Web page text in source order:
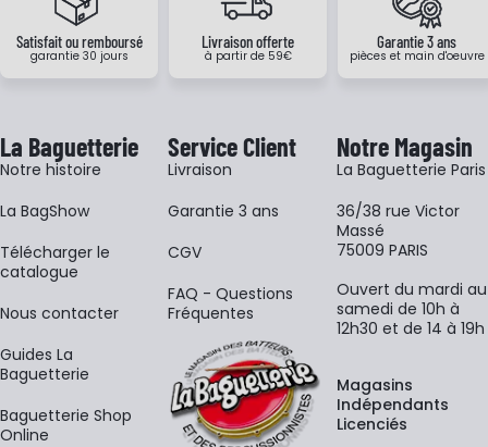
Satisfait ou remboursé
garantie 30 jours
Livraison offerte
à partir de 59€
Garantie 3 ans
pièces et main d'oeuvre
La Baguetterie
Notre histoire
La BagShow
​Télécharger le
catalogue
Nous contacter
Guides La
Baguetterie
Baguetterie Shop
Online
Service Client
Livraison
Garantie 3 ans
CGV
FAQ - Questions
Fréquentes
Notre Magasin
La Baguetterie Paris
36/38 rue Victor
Massé
75009 PARIS
Ouvert du mardi au
samedi de 10h à
12h30 et de 14 à 19h
Magasins
Indépendants
Licenciés